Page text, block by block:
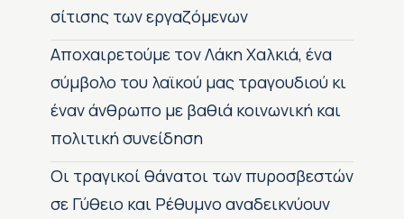
σίτισης των εργαζόμενων
Αποχαιρετούμε τον Λάκη Χαλκιά, ένα
σύμβολο του λαϊκού μας τραγουδιού κι
έναν άνθρωπο με βαθιά κοινωνική και
πολιτική συνείδηση
Οι τραγικοί θάνατοι των πυροσβεστών
σε Γύθειο και Ρέθυμνο αναδεικνύουν